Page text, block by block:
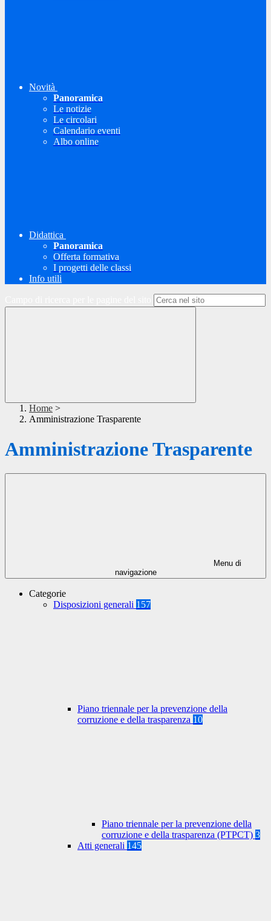
Novità
Panoramica
Le notizie
Le circolari
Calendario eventi
Albo online
Didattica
Panoramica
Offerta formativa
I progetti delle classi
Info utili
Home >
Amministrazione Trasparente
Amministrazione Trasparente
Menu di
navigazione
Categorie
Disposizioni generali 157
Piano triennale per la prevenzione della
corruzione e della trasparenza 10
Piano triennale per la prevenzione della
corruzione e della trasparenza (PTPCT) 3
Atti generali 145